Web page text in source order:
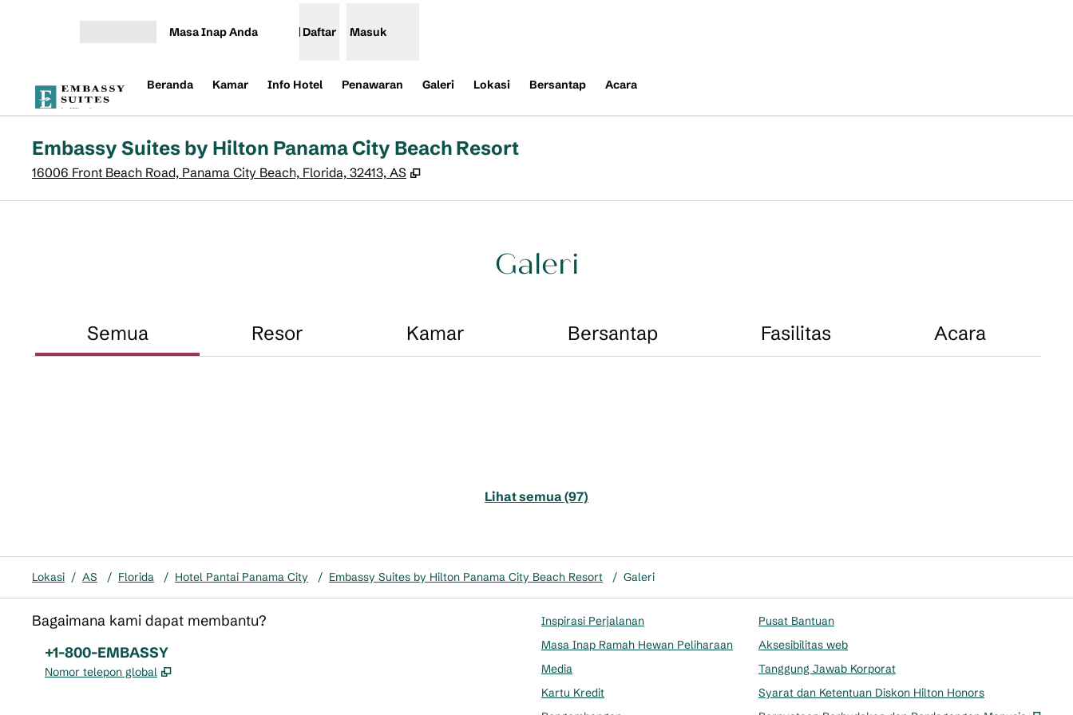
Masa Inap Anda Daftar Masuk
Beranda Kamar Info Hotel Penawaran Galeri Lokasi Bersantap Acara
Embassy Suites by Hilton Panama City Beach Resort
16006 Front Beach Road, Panama City Beach, Florida, 32413, AS ,
Galeri
Semua Resor Kamar Bersantap Fasilitas Acara
Lihat semua (97)
Lokasi / AS / Florida / Hotel Pantai Panama City / Embassy Suites by Hilton Panama City Beach Resort / Galeri
Bagaimana kami dapat membantu?
Telepon:
+1-800-EMBASSY
Nomor telepon global ,
Inspirasi Perjalanan
Masa Inap Ramah Hewan Peliharaan
Media
Kartu Kredit
Pusat Bantuan
Aksesibilitas web
Tanggung Jawab Korporat
Syarat dan Ketentuan Diskon Hilton Honors